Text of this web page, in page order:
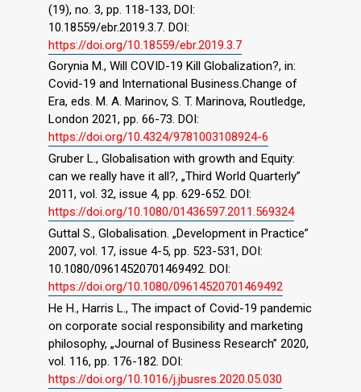
(19), no. 3, pp. 118-133, DOI:
10.18559/ebr.2019.3.7. DOI:
https://doi.org/10.18559/ebr.2019.3.7
Gorynia M., Will COVID-19 Kill Globalization?, in:
Covid-19 and International Business.Change of
Era, eds. M. A. Marinov, S. T. Marinova, Routledge,
London 2021, pp. 66-73. DOI:
https://doi.org/10.4324/9781003108924-6
Gruber L., Globalisation with growth and Equity:
can we really have it all?, „Third World Quarterly”
2011, vol. 32, issue 4, pp. 629-652. DOI:
https://doi.org/10.1080/01436597.2011.569324
Guttal S., Globalisation. „Development in Practice”
2007, vol. 17, issue 4-5, pp. 523-531, DOI:
10.1080/09614520701469492. DOI:
https://doi.org/10.1080/09614520701469492
He H., Harris L., The impact of Covid-19 pandemic
on corporate social responsibility and marketing
philosophy, „Journal of Business Research” 2020,
vol. 116, pp. 176-182. DOI:
https://doi.org/10.1016/j.jbusres.2020.05.030